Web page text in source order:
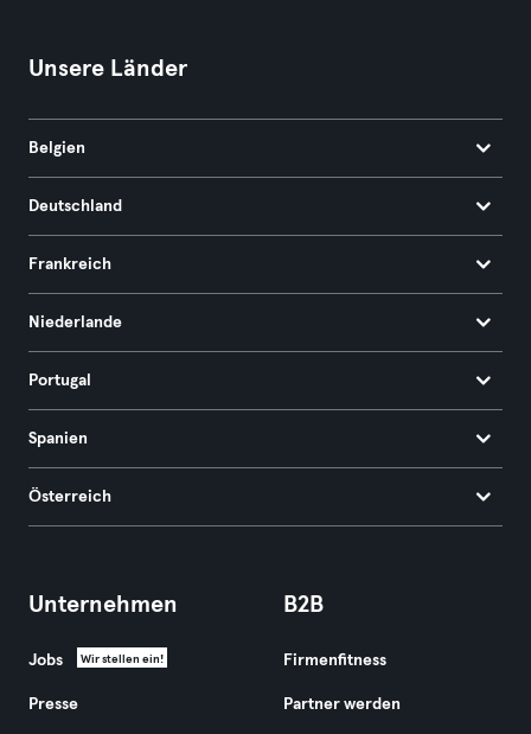
Unsere Länder
Belgien
Deutschland
Frankreich
Niederlande
Portugal
Spanien
Österreich
Unternehmen
Jobs Wir stellen ein!
Presse
B2B
Firmenfitness
Partner werden